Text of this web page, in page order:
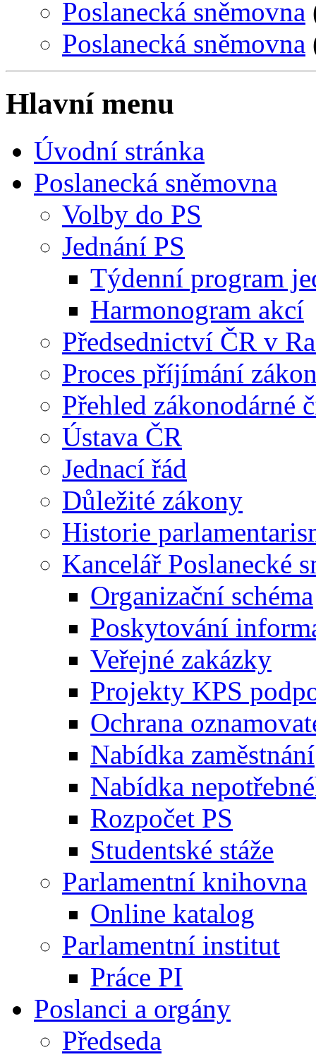
Poslanecká sněmovna
Poslanecká sněmovna
Hlavní menu
Úvodní stránka
Poslanecká sněmovna
Volby do PS
Jednání PS
Týdenní program
Harmonogram akcí
Předsednictví ČR v
Proces příjímání
Přehled zákonodárné
Ústava ČR
Jednací řád
Důležité zákony
Historie
Kancelář Poslanecké
Organizační schéma
Poskytování
Veřejné zakázky
Projekty KPS
Ochrana
Nabídka zaměstnání
Nabídka
Rozpočet PS
Studentské stáže
Parlamentní knihovna
Online katalog
Parlamentní institut
Práce PI
Poslanci a orgány
Předseda